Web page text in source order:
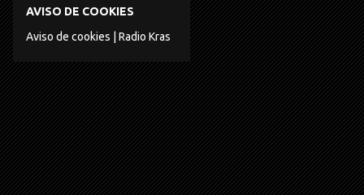
AVISO DE COOKIES
Aviso de cookies | Radio Kras